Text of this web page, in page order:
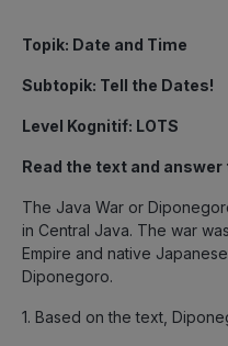
Topik: Date and Time
Subtopik: Tell the Dates!
Level Kognitif: LOTS
Read the text and
The Java War or
in Central Java. The war
Empire and native
Diponegoro.
1. Based on the text,